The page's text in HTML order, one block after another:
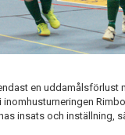
en uddamålsförlust
insats och inställning,